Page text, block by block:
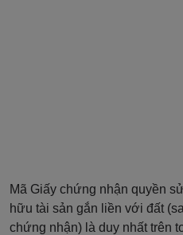
Mã Giấy chứng nhận quyền
hữu tài sản gắn liền với đất
chứng nhận) là duy nhất trên